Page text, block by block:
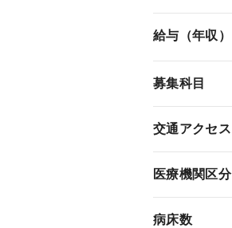
給与（年収）
募集科目
交通アクセス
医療機関区分
病床数